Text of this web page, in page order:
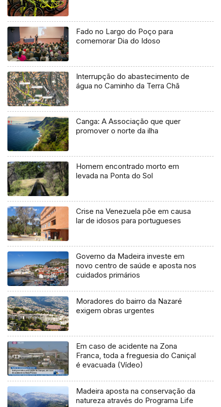
Fado no Largo do Poço para
comemorar Dia do Idoso
Interrupção do abastecimento de
água no Caminho da Terra Chã
Canga: A Associação que quer
promover o norte da ilha
Homem encontrado morto em
levada na Ponta do Sol
Crise na Venezuela põe em causa
lar de idosos para portugueses
Governo da Madeira investe em
novo centro de saúde e aposta nos
cuidados primários
Moradores do bairro da Nazaré
exigem obras urgentes
Em caso de acidente na Zona
Franca, toda a freguesia do Caniçal
é evacuada (Vídeo)
Madeira aposta na conservação da
natureza através do Programa Life